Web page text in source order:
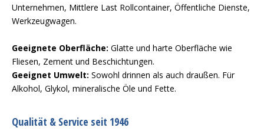
Unternehmen, Mittlere Last Rollcontainer, Öffentliche Dienste,
Werkzeugwagen.
Geeignete Oberfläche: Glatte und harte Oberfläche wie
Fliesen, Zement und Beschichtungen.
Geeignet Umwelt: Sowohl drinnen als auch draußen. Für
Alkohol, Glykol, mineralische Öle und Fette.
Qualität & Service seit 1946